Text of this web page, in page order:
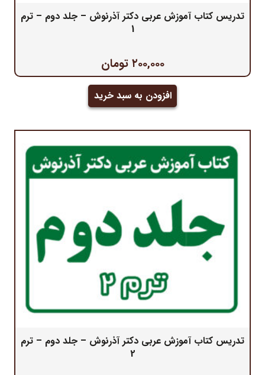
تدریس کتاب آموزش عربی دکتر آذرنوش – جلد دوم – ترم
1
۲۰۰,۰۰۰ تومان
افزودن به سبد خرید
تدریس کتاب آموزش عربی دکتر آذرنوش – جلد دوم – ترم
2